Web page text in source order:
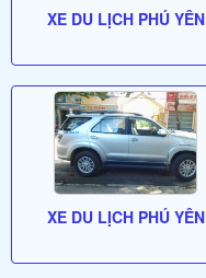
XE DU LỊCH PHÚ YÊN
XE DU LỊCH PHÚ YÊN